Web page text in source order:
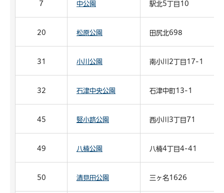
7 中公園 駅北5丁目10
20 松原公園 田尻北698
31 小川公園 南小川2丁目17-1
32 石津中央公園 石津中町13-1
45 竪小路公園 西小川3丁目71
49 八楠公園 八楠4丁目4-41
50 清見田公園 三ヶ名1626